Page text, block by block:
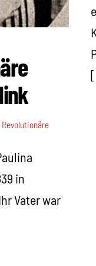
Revolutionäre
in
Vater war